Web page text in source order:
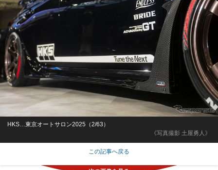
《写真撮影 土屋勇人》
HKS…東京オートサロン2025（2/63）
この記事へ戻る